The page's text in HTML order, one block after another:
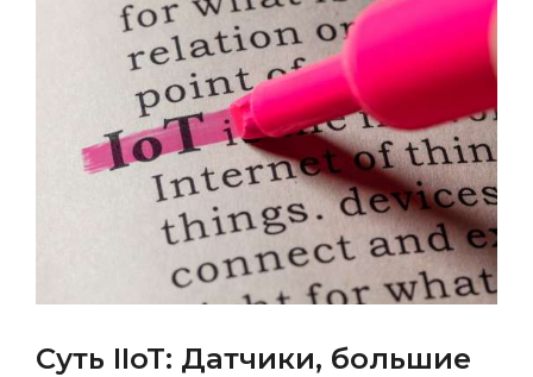
Суть IIoT: Датчики, большие